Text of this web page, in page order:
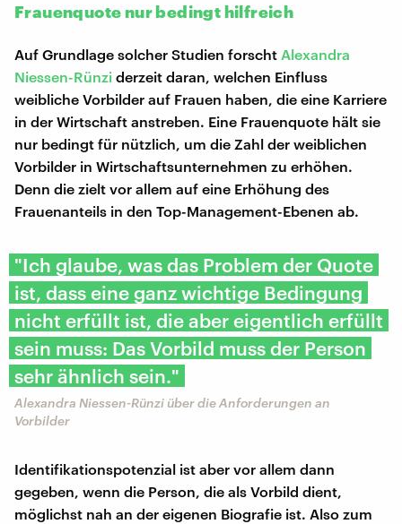
Frauenquote nur bedingt hilfreich
Auf Grundlage solcher Studien forscht Alexandra
Niessen-Rünzi derzeit daran, welchen Einfluss
weibliche Vorbilder auf Frauen haben, die eine Karriere
in der Wirtschaft anstreben. Eine Frauenquote hält sie
nur bedingt für nützlich, um die Zahl der weiblichen
Vorbilder in Wirtschaftsunternehmen zu erhöhen.
Denn die zielt vor allem auf eine Erhöhung des
Frauenanteils in den Top-Management-Ebenen ab.
"Ich glaube, was das Problem der Quote
ist, dass eine ganz wichtige Bedingung
nicht erfüllt ist, die aber eigentlich erfüllt
sein muss: Das Vorbild muss der Person
sehr ähnlich sein."
Alexandra Niessen-Rünzi über die Anforderungen an
Vorbilder
Identifikationspotenzial ist aber vor allem dann
gegeben, wenn die Person, die als Vorbild dient,
möglichst nah an der eigenen Biografie ist. Also zum